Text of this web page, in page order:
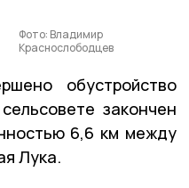
Фото: Владимир
Краснослободцев
обустройство
закончен
6,6 км между
Лука.